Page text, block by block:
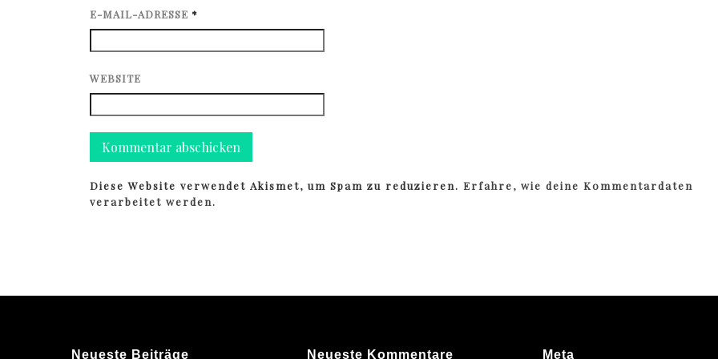
E-MAIL-ADRESSE *
WEBSITE
Diese Website verwendet Akismet, um Spam zu reduzieren.Erfahre, wie deine Kommentardaten
verarbeitet werden.
Neueste Beiträge Neueste Kommentare Meta